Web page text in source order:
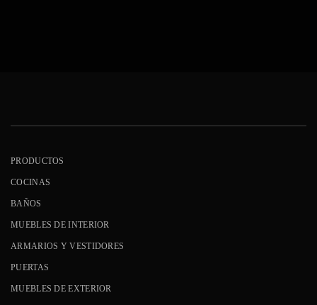
PRODUCTOS
COCINAS
BAÑOS
MUEBLES DE INTERIOR
ARMARIOS Y VESTIDORES
PUERTAS
MUEBLES DE EXTERIOR